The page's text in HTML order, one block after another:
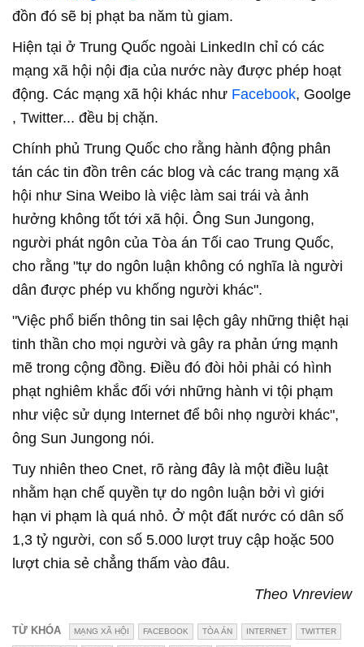
đồn đó sẽ bị phạt ba năm tù giam.
Hiện tại ở Trung Quốc ngoài LinkedIn chỉ có các
mạng xã hội nội địa của nước này được phép hoạt
động. Các mạng xã hội khác như Facebook, Goolge
, Twitter... đều bị chặn.
Chính phủ Trung Quốc cho rằng hành động phân
tán các tin đồn trên các blog và các trang mạng xã
hội như Sina Weibo là việc làm sai trái và ảnh
hưởng không tốt tới xã hội. Ông Sun Jungong,
người phát ngôn của Tòa án Tối cao Trung Quốc,
cho rằng "tự do ngôn luận không có nghĩa là người
dân được phép vu khống người khác".
"Việc phổ biến thông tin sai lệch gây những thiệt hại
tinh thần cho mọi người và gây ra phản ứng mạnh
mẽ trong cộng đồng. Điều đó đòi hỏi phải có hình
phạt nghiêm khắc đối với những hành vi tội phạm
như việc sử dụng Internet để bôi nhọ người khác",
ông Sun Jungong nói.
Tuy nhiên theo Cnet, rõ ràng đây là một điều luật
nhằm hạn chế quyền tự do ngôn luận bởi vì giới
hạn vi phạm là quá nhỏ. Ở một đất nước có dân số
1,3 tỷ người, con số 5.000 lượt truy cập hoặc 500
lượt chia sẻ chẳng thấm vào đâu.
Theo Vnreview
TỪ KHÓA MẠNG XÃ HỘI FACEBOOK TÒA ÁN INTERNET TWITTER